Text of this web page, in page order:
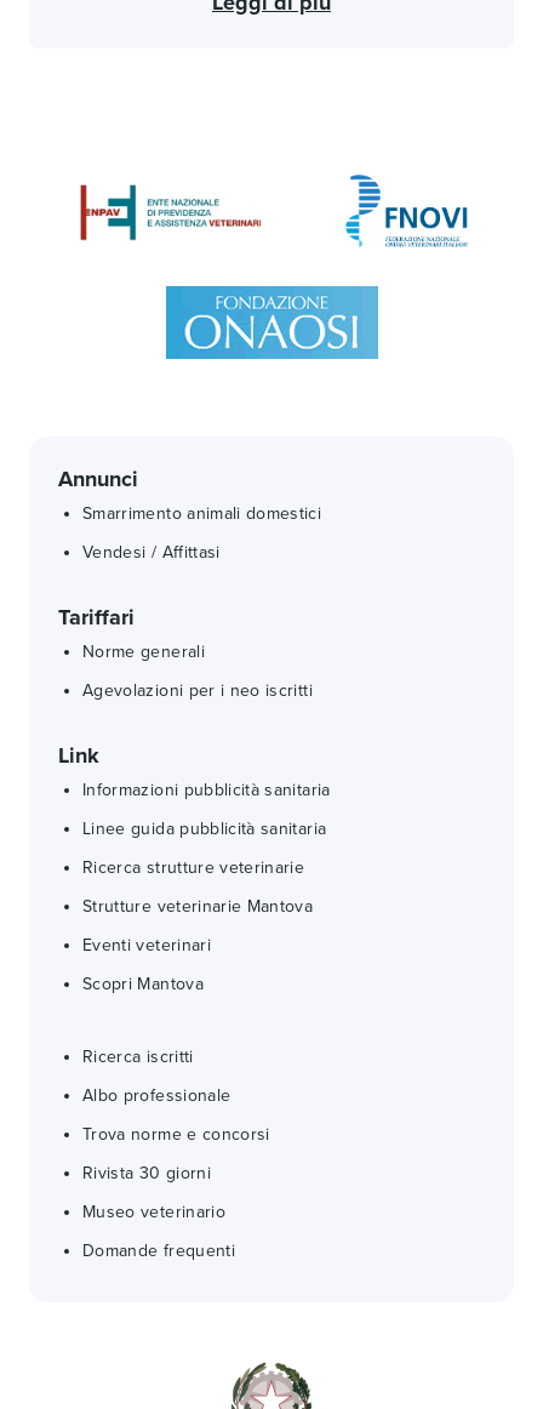
Annunci
Smarrimento animali domestici
Vendesi / Affittasi
Tariffari
Norme generali
Agevolazioni per i neo iscritti
Link
Informazioni pubblicità sanitaria
Linee guida pubblicità sanitaria
Ricerca strutture veterinarie
Strutture veterinarie Mantova
Eventi veterinari
Scopri Mantova
Ricerca iscritti
Albo professionale
Trova norme e concorsi
Rivista 30 giorni
Museo veterinario
Domande frequenti